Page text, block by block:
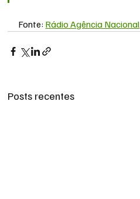
Fonte: Rádio Agência Nacional
Posts recentes